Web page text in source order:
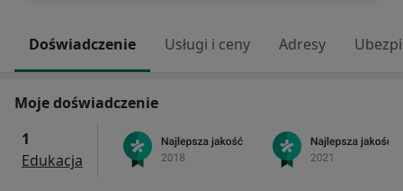
Doświadczenie Usługi i ceny Adresy
Moje doświadczenie
1
Edukacja